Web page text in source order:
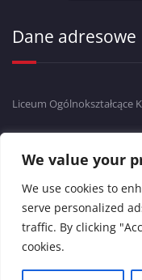
We value your
We use cookies to
serve personalized
traffic. By clicking
cookies.
Dane adresowe
Liceum Ogólnokształcące
ul.Krasińskiego 17
43-300 Bielsko-Biała
tel./fax 33 811 68 88
Copyright © 2024